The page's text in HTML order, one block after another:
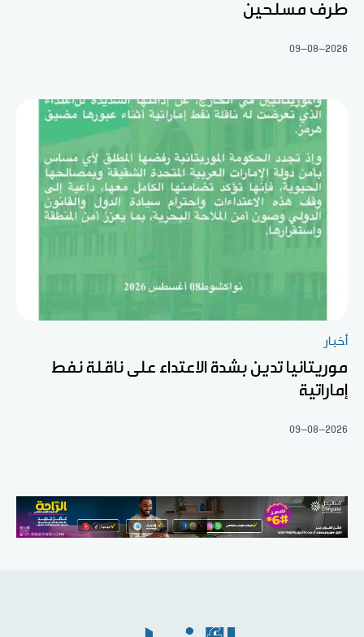
طرف مسلحين
09-08-2026
أخبار
موريتانيا تدين بشدة الاعتداء على ناقلة نفط
إماراتية
09-08-2026